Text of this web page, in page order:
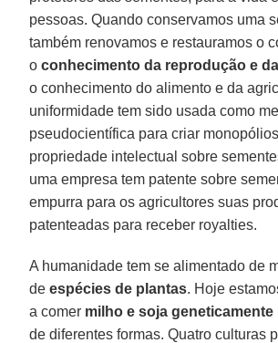
pessoas. Quando conservamos uma
também renovamos e restauramos o
oconhecimento da reprodução e
o conhecimento do alimento e da
uniformidade tem sido usada como
pseudocientífica para criar
propriedade intelectual sobre
uma empresa tem patente sobre
empurra para os agricultores suas
patenteadas para receber royalties.
A humanidade tem se alimentado de
deespécies de plantas. Hoje
a comer milho e soja
de diferentes formas. Quatro culturas